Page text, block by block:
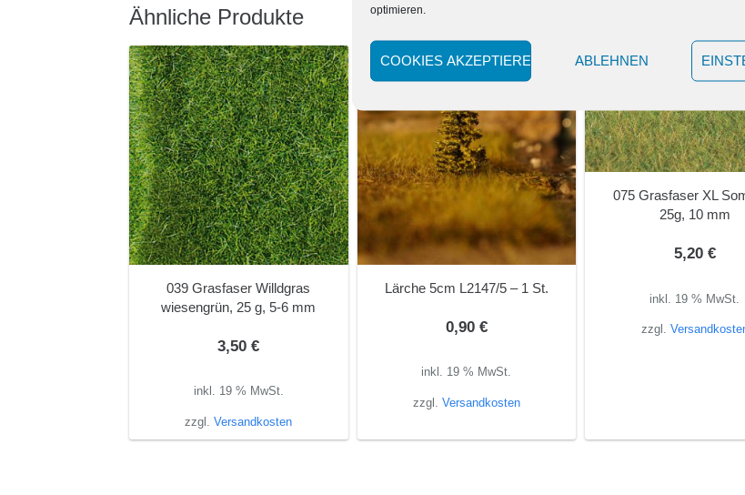
optimieren.
COOKIES AKZEPTIEREN ABLEHNEN
Ähnliche Produkte
039 Grasfaser Willdgras
wiesengrün, 25 g, 5-6 mm
3,50€
inkl. 19 % MwSt.
zzgl.Versandkosten
Lärche 5cm L2147/5 – 1 St.
0,90 €
inkl. 19 % MwSt.
zzgl. Versandkosten
075 Grasfaser XL
25g, 10 mm
5,20 €
inkl. 19 % MwSt.
zzgl.